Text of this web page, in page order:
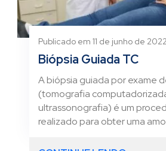
Publicado em 11 de junho de 2022
Biópsia Guiada TC
A biópsia guiada por exame
(tomografia
ultrassonografia) é um
realizado para obter uma